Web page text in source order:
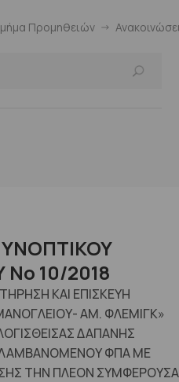
Προμηθειών
10/2018
ΚΑΙ ΕΠΙΣΚΕΥΗ
ΑΜ. ΦΛΕΜΙΓΚ»
ΔΑΠΑΝΗΣ
ΦΠΑ ΜΕ
ΤΗΝ ΠΛΕΟΝ ΣΥΜΦΕΡΟΥΣΑ